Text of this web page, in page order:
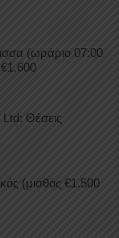
(ωράριο 07:00
Θέσεις
(μισθός €1.500